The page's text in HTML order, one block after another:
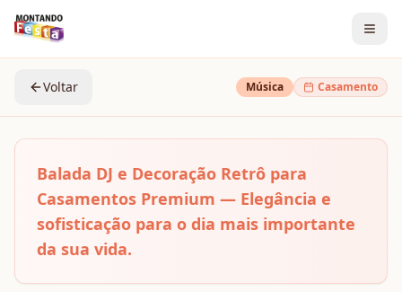
Voltar Música Casamento
Balada DJ e Decoração Retrô para
Casamentos Premium — Elegância e
sofisticação para o dia mais importante
da sua vida.